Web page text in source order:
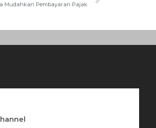
Mudahkan Pembayaran Pajak